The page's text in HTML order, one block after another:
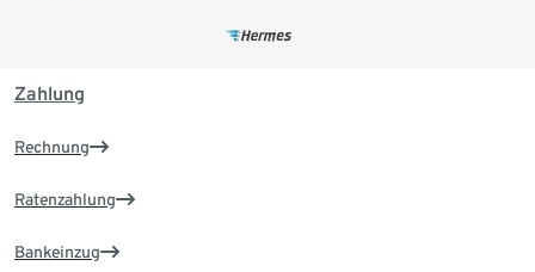
Zahlung
Rechnung
Ratenzahlung
Bankeinzug